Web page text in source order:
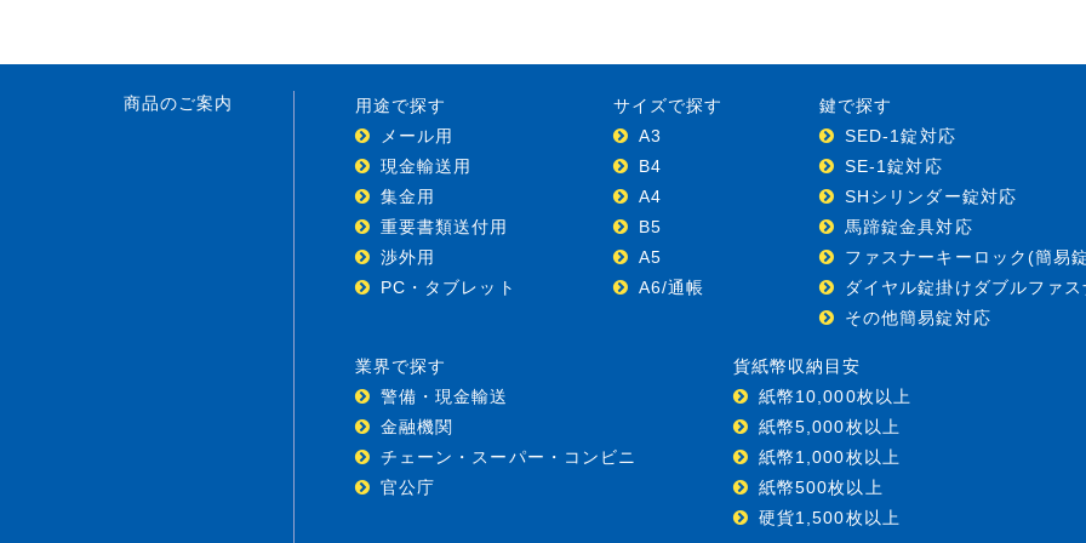
商品のご案内
用途で探す
メール用
現金輸送用
集金用
重要書類送付用
渉外用
PC・タブレット
サイズで探す
A3
B4
A4
B5
A5
A6/通帳
鍵で探す
SED-1錠対応
SE-1錠対応
SHシリンダー錠対応
馬蹄錠金具対応
ファスナーキーロック(簡易
ダイヤル錠掛けダブルファ
その他簡易錠対応
業界で探す
警備・現金輸送
金融機関
チェーン・スーパー・コンビニ
官公庁
貨紙幣収納目安
紙幣10,000枚以上
紙幣5,000枚以上
紙幣1,000枚以上
紙幣500枚以上
硬貨1,500枚以上